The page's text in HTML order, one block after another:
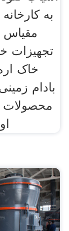
به
خاک
بادام
محصولات